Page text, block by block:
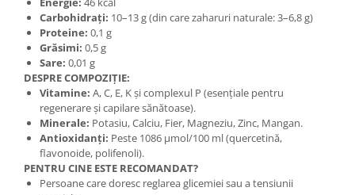
Carbohidrați: 10–13 g (din care zaharuri naturale: 3–6,8 g)
Proteine: 0,1 g
Grăsimi: 0,5 g
Sare: 0,01 g
DESPRE COMPOZIȚIE:
Vitamine: A, C, E, K și complexul P (esențiale pentru
regenerare și capilare sănătoase).
Minerale: Potasiu, Calciu, Fier, Magneziu, Zinc, Mangan.
Antioxidanți: Peste 1086 μmol/100 ml (quercetină,
flavonoide, polifenoli).
PENTRU CINE ESTE RECOMANDAT?
Persoane care doresc reglarea glicemiei sau a tensiunii